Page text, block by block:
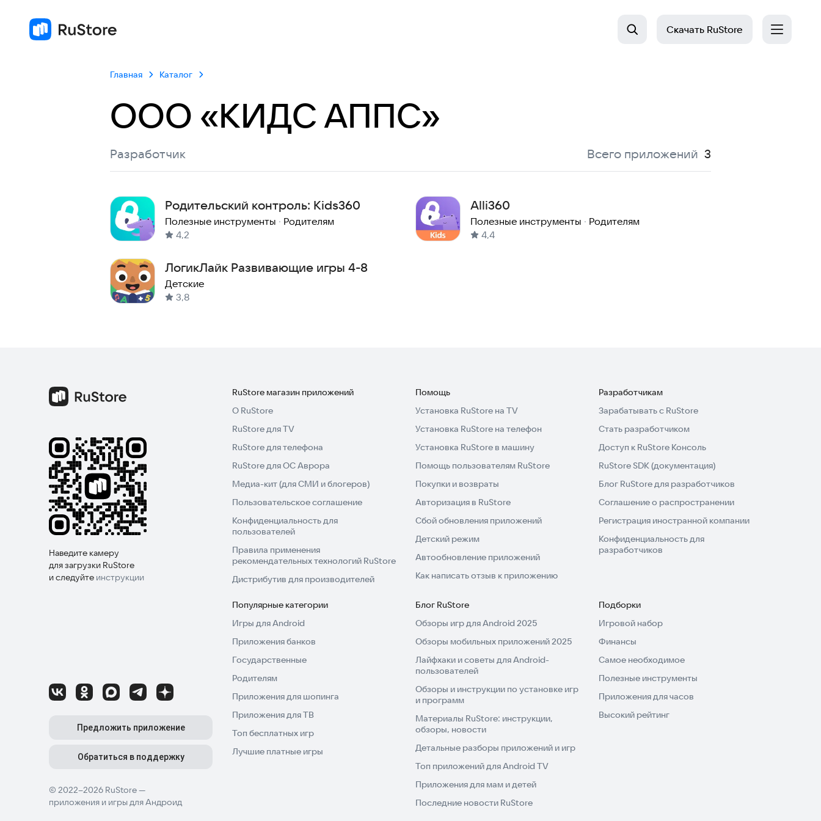
Скачать RuStore
Главная Каталог
ООО «КИДС АППС»
Разработчик Всего приложений 3
Родительский контроль: Kids360
Полезные инструменты · Родителям
4,2
Alli360
Полезные инструменты · Родителям
4,4
ЛогикЛайк Развивающие игры 4-8
Детские
3,8
Наведите камеру
для загрузки RuStore
и следуйте инструкции
© 2022–2026 RuStore —
приложения и игры для Андроид
Предложить приложение
Обратиться в поддержку
RuStore магазин приложений
О RuStore
RuStore для TV
RuStore для телефона
RuStore для ОС Аврора
Медиа-кит (для СМИ и блогеров)
Пользовательское соглашение
Конфиденциальность для
пользователей
Правила применения
рекомендательных технологий RuStore
Дистрибутив для производителей
Помощь
Установка RuStore на TV
Установка RuStore на телефон
Установка RuStore в машину
Помощь пользователям RuStore
Покупки и возвраты
Авторизация в RuStore
Сбой обновления приложений
Детский режим
Автообновление приложений
Как написать отзыв к приложению
Разработчикам
Зарабатывать с RuStore
Стать разработчиком
Доступ к RuStore Консоль
RuStore SDK (документация)
Блог RuStore для разработчиков
Соглашение о распространении
Регистрация иностранной компании
Конфиденциальность для
разработчиков
Популярные категории
Игры для Android
Приложения банков
Государственные
Родителям
Приложения для шопинга
Приложения для ТВ
Топ бесплатных игр
Лучшие платные игры
Блог RuStore
Обзоры игр для Android 2025
Обзоры мобильных приложений 2025
Лайфхаки и советы для Android-
пользователей
Обзоры и инструкции по установке игр
и программ
Материалы RuStore: инструкции,
обзоры, новости
Детальные разборы приложений и игр
Топ приложений для Android TV
Приложения для мам и детей
Последние новости RuStore
Подборки
Игровой набор
Финансы
Самое необходимое
Полезные инструменты
Приложения для часов
Высокий рейтинг